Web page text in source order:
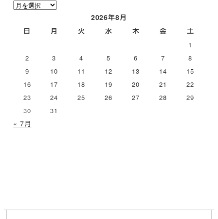
ア
2026年8月
日
月 火 水 木 金 土
1
2
3 4 5 6 7
8
9
10 11 12 13 14
15
16
17 18 19 20 21
22
23
24 25 26 27 28
29
30
31
« 7月